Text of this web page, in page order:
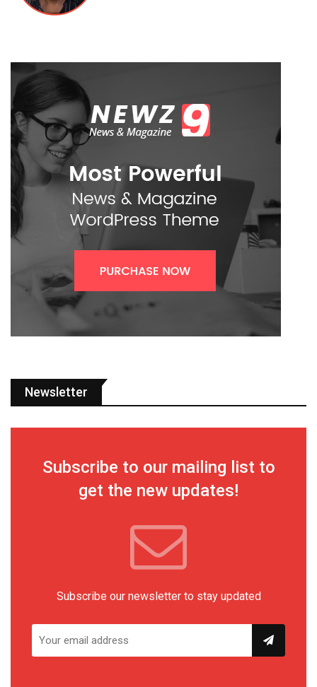
Newsletter
Subscribe to our mailing list to
get the new updates!
Subscribe our newsletter to stay updated